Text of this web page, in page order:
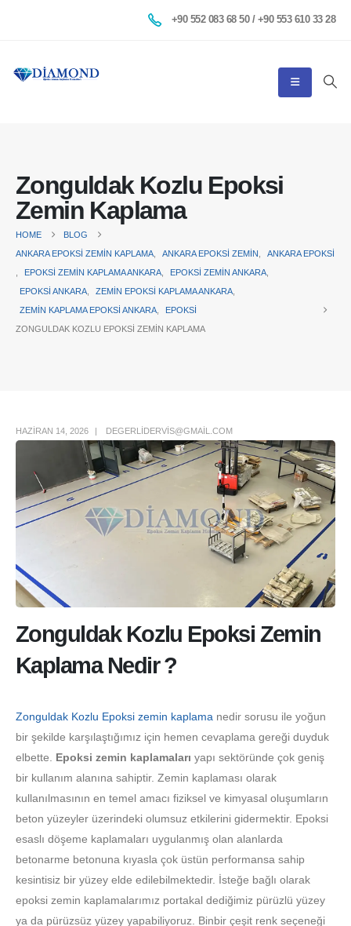
+90 552 083 68 50 / +90 553 610 33 28
Zonguldak Kozlu Epoksi
Zemin Kaplama
HOME
BLOG
ANKARA EPOKSI ZEMIN KAPLAMA
ANKARA EPOKSI ZEMIN
ANKARA EPOKSI
EPOKSI ZEMIN KAPLAMA ANKARA EPOKSI ZEMIN ANKARA
EPOKSI ANKARA
ZEMIN EPOKSI KAPLAMA ANKARA
ZEMIN KAPLAMA EPOKSI ANKARA
EPOKSI
ZONGULDAK KOZLU EPOKSI ZEMIN KAPLAMA
HAZIRAN 14, 2026 DEGERLIDERVIS@GMAIL.COM
Zonguldak Kozlu Epoksi Zemin
Kaplama Nedir ?
Zonguldak Kozlu Epoksi zemin kaplama nedir sorusu ile yoğun
bir şekilde karşılaştığımız için hemen cevaplama gereği duyduk
elbette. Epoksi zemin kaplamaları yapı sektöründe çok geniş
bir kullanım alanına sahiptir. Zemin kaplaması olarak
kullanılmasının en temel amacı fiziksel ve kimyasal oluşumların
beton yüzeyler üzerindeki olumsuz etkilerini gidermektir. Epoksi
esaslı döşeme kaplamaları uygulanmış olan alanlarda
betonarme betonuna kıyasla çok üstün performansa sahip
kesintisiz bir yüzey elde edilebilmektedir. İsteğe bağlı olarak
epoksi zemin kaplamalarımız portakal dediğimiz pürüzlü yüzey
ya da pürüzsüz yüzey yapabiliyoruz. Binbir çeşit renk seçeneği
Author Box